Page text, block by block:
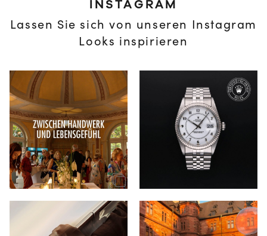
INSTAGRAM
Lassen Sie sich von unseren Instagram
Looks inspirieren